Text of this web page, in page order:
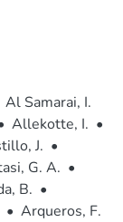
Al Samarai, I.
Allekotte, I. •
J. •
G. A. •
B. •
• Arqueros, F.